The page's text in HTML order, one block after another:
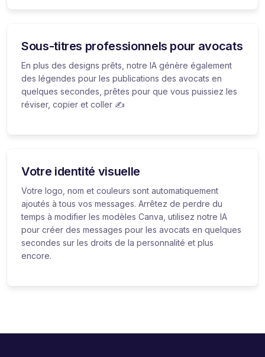
Sous-titres professionnels pour avocats
En plus des designs prêts, notre IA génère également
des légendes pour les publications des avocats en
quelques secondes, prêtes pour que vous puissiez les
réviser, copier et coller ✍️
Votre identité visuelle
Votre logo, nom et couleurs sont automatiquement
ajoutés à tous vos messages. Arrêtez de perdre du
temps à modifier les modèles Canva, utilisez notre IA
pour créer des messages pour les avocats en quelques
secondes sur les droits de la personnalité et plus
encore.